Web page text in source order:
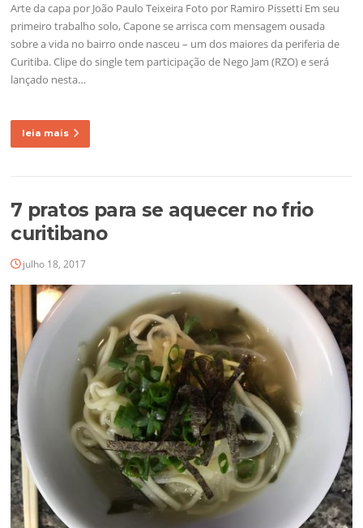
Arte da capa por João Paulo Teixeira Foto por Ramiro Pissetti Em seu
primeiro trabalho solo, Capone se arrisca com mensagem ousada
sobre a vida no bairro onde nasceu – um dos maiores da periferia de
Curitiba. Clipe do single tem participação de Nego Jam (RZO) e será
lançado nesta…
leia mais
7 pratos para se aquecer no frio
curitibano
julho 18, 2017